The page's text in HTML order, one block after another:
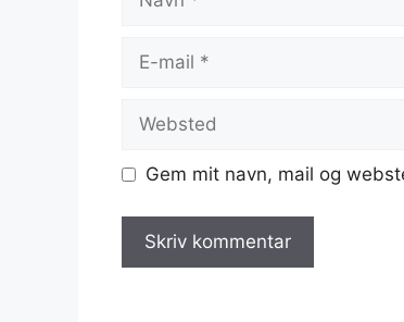
Websted
Gem mit navn, mail og